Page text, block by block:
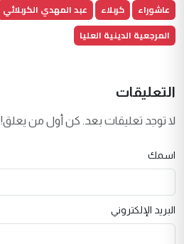
عاشوراء كربلاء عبد المهدي الكربلائي
المرجعية الدينية العليا
التعليقات
لا توجد تعليقات بعد. كن أول من يعلق!
اسمك
البريد الإلكتروني